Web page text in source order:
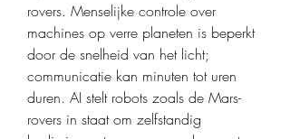
rovers. Menselijke controle over
machines op verre planeten is beperkt
door de snelheid van het licht;
communicatie kan minuten tot uren
duren. AI stelt robots zoals de Mars-
rovers in staat om zelfstandig